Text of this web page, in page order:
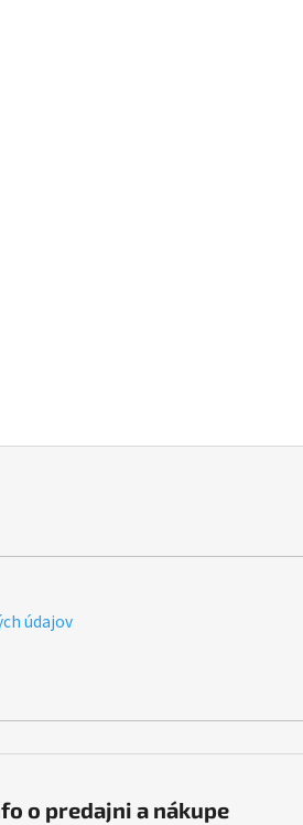
údajov
o predajni a nákupe